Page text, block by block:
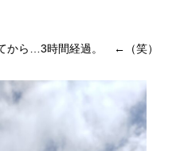
から…3時間経過。 ←（笑）